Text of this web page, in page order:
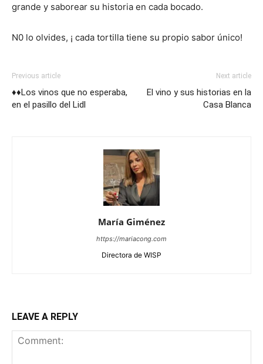
grande y saborear su historia en cada bocado.
N0 lo olvides, ¡ cada tortilla tiene su propio sabor único!
Previous article
♦♦Los vinos que no esperaba,
en el pasillo del Lidl
Next article
El vino y sus historias en la
Casa Blanca
María Giménez
https://mariacong.com
Directora de WISP
LEAVE A REPLY